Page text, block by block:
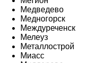
Медведево
Медногорск
Междуреченск
Мелеуз
Металлострой
Миасс